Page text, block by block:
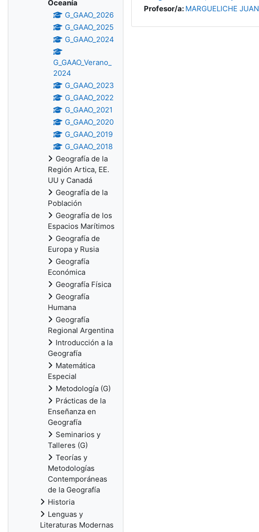
Profesor/a: MARGUELICHE
Oceanía
G_GAAO_2026
G_GAAO_2025
G_GAAO_2024
G_GAAO_Verano_
2024
G_GAAO_2023
G_GAAO_2022
G_GAAO_2021
G_GAAO_2020
G_GAAO_2019
G_GAAO_2018
Geografía de la
Región Artica, EE.
UU y Canadá
Geografía de la
Población
Geografía de los
Espacios Marítimos
Geografía de
Europa y Rusia
Geografía
Económica
Geografía Física
Geografía
Humana
Geografía
Regional Argentina
Introducción a la
Geografía
Matemática
Especial
Metodología (G)
Prácticas de la
Enseñanza en
Geografía
Seminarios y
Talleres (G)
Teorías y
Metodologías
Contemporáneas
de la Geografía
Historia
Lenguas y
Literaturas Modernas